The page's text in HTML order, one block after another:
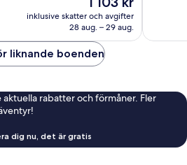
1 103 kr
inklusive skatter och avgifter
28 aug. – 29 aug.
liknande boenden
aktuella rabatter och förmåner. Fler
dig nu, det är gratis